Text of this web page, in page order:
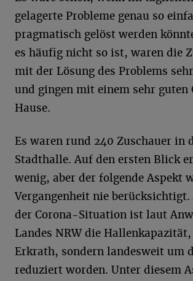
gelagerte Probleme genau so
pragmatisch gelöst werden
es häufig nicht so ist, waren die
mit der Lösung des Problems
und gingen mit einem sehr guten
Hause.
Es waren rund 240 Zuschauer in
Stadthalle. Auf den ersten Blick
wenig, aber der folgende Aspekt
Vergangenheit nie
der Corona-Situation ist laut
Landes NRW die
Erkrath, sondern landesweit um
reduziert worden. Unter diesem